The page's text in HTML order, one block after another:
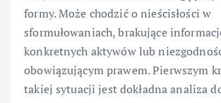
formy. Może chodzić o nieścisłości w
sformułowaniach, brakujące
konkretnych aktywów lub
obowiązującym prawem. Pierwszym
takiej sytuacji jest dokładna analiza